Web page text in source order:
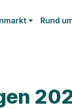
Rund